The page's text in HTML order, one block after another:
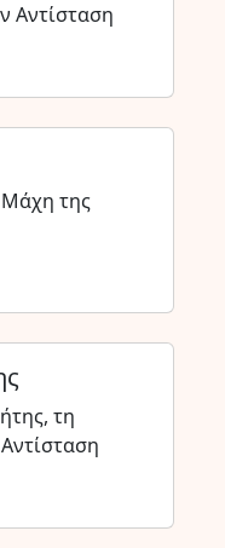
Αντίσταση
Μάχη της
τη